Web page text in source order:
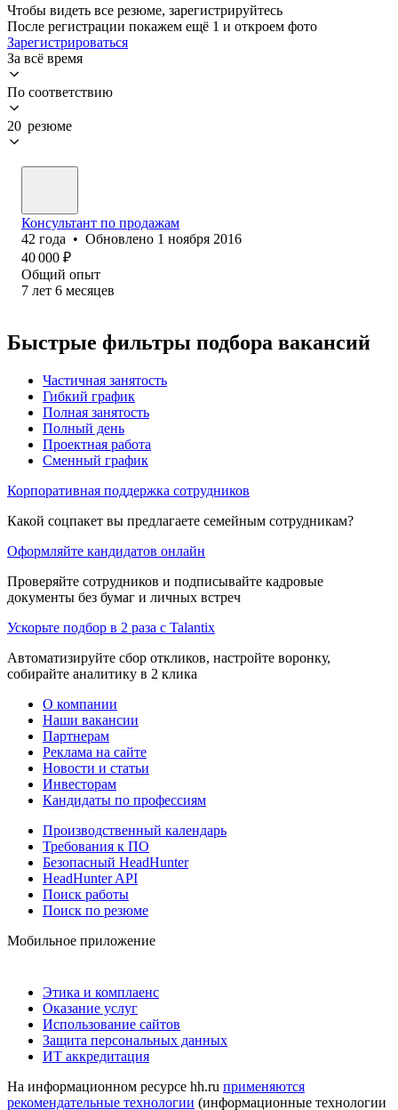
Чтобы видеть все резюме, зарегистрируйтесь
После регистрации покажем ещё 1 и откроем фото
Зарегистрироваться
За всё время
По соответствию
20 резюме
Консультант по продажам
42 года • Обновлено 1 ноября 2016
40 000 ₽
Общий опыт
7 лет 6 месяцев
Быстрые фильтры подбора вакансий
Частичная занятость
Гибкий график
Полная занятость
Полный день
Проектная работа
Сменный график
Корпоративная поддержка сотрудников
Какой соцпакет вы предлагаете семейным сотрудникам?
Оформляйте кандидатов онлайн
Проверяйте сотрудников и подписывайте кадровые
документы без бумаг и личных встреч
Ускорьте подбор в 2 раза с Talantix
Автоматизируйте сбор откликов, настройте воронку,
собирайте аналитику в 2 клика
О компании
Наши вакансии
Партнерам
Реклама на сайте
Новости и статьи
Инвесторам
Кандидаты по профессиям
Производственный календарь
Требования к ПО
Безопасный HeadHunter
HeadHunter API
Поиск работы
Поиск по резюме
Мобильное приложение
Этика и комплаенс
Оказание услуг
Использование сайтов
Защита персональных данных
ИТ аккредитация
На информационном ресурсе hh.ru применяются
рекомендательные технологии (информационные технологии